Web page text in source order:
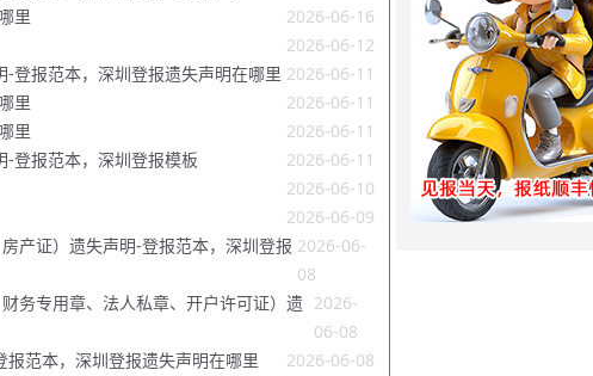
里
2026-06-16
2026-06-12
登报范本，深圳登报遗失声明在哪里 2026-06-11
里
2026-06-11
里
2026-06-11
登报范本，深圳登报模板
2026-06-11
2026-06-10
2026-06-09
产证）遗失声明-登报范本，深圳登报 2026-06-
08
务专用章、法人私章、开户许可证）遗 2026-
06-08
报范本，深圳登报遗失声明在哪里
2026-06-08